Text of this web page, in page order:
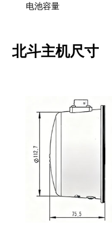
电池容量
北斗主机尺寸